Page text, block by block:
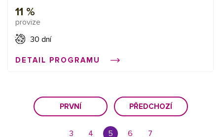
nabídce kompletní kolekce, včetně speciálních kolekcí
(více jak 8000 modelů), co zaručuje největší výběr na trhu.
✅ provize 11,3% ✅ průměrná provize 13 € ✅ bannery a
Affial.com. Pomůžeme Vám získat Vaše první konverze a
11 %
provize
30 dní
DETAIL PROGRAMU
PRVNÍ PŘEDCHOZÍ
3 4 5 6 7